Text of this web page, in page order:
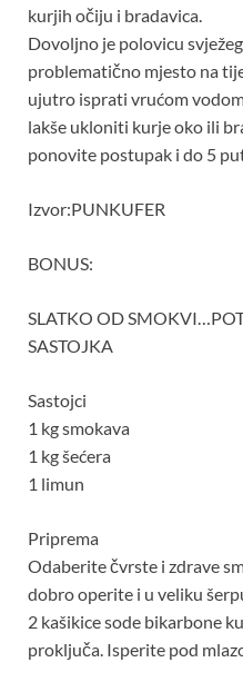
kurjih očiju i bradavica.
Dovoljno je polovicu
problematično mjesto na
ujutro isprati vrućom
lakše ukloniti kurje oko ili
ponovite postupak i do 5
Izvor:PUNKUFER
BONUS:
SLATKO OD
SASTOJKA
Sastojci
1 kg smokava
1 kg šećera
1 limun
Priprema
Odaberite čvrste i zdrave
dobro operite i u veliku
2 kašikice sode bikarbone
proključa. Isperite pod